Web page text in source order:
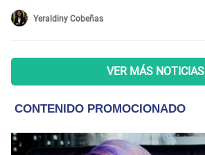
Yeraldiny Cobeñas
VER MÁS NOTICIAS